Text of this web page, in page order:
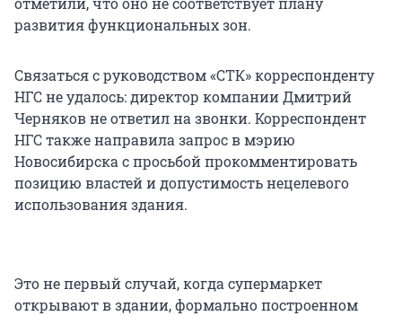
развития функциональных зон.
Связаться с руководством «СТК» корреспонденту
НГС не удалось: директор компании Дмитрий
Черняков не ответил на звонки. Корреспондент
НГС также направила запрос в мэрию
Новосибирска с просьбой прокомментировать
позицию властей и допустимость нецелевого
использования здания.
Это не первый случай, когда супермаркет
открывают в здании, формально построенном